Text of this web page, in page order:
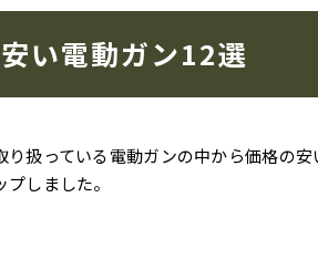
い電動ガン12選
り扱っている電動ガンの中から価格の
しました。